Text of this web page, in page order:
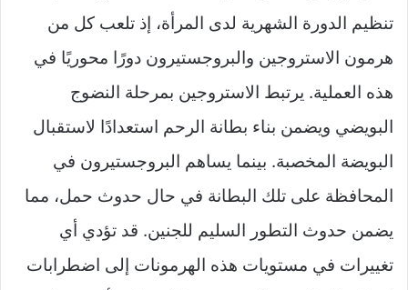
تنظيم الدورة الشهرية لدى المرأة، إذ تلعب كل من
هرمون الاستروجين والبروجستيرون دورًا محوريًا في
هذه العملية. يرتبط الاستروجين بمرحلة النضوج
البويضي ويضمن بناء بطانة الرحم استعدادًا لاستقبال
البويضة المخصبة. بينما يساهم البروجستيرون في
المحافظة على تلك البطانة في حال حدوث حمل، مما
يضمن حدوث التطور السليم للجنين. قد تؤدي أي
تغييرات في مستويات هذه الهرمونات إلى اضطرابات